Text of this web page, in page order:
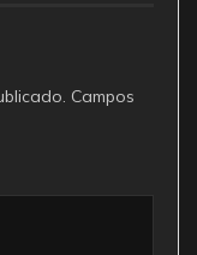
Campos